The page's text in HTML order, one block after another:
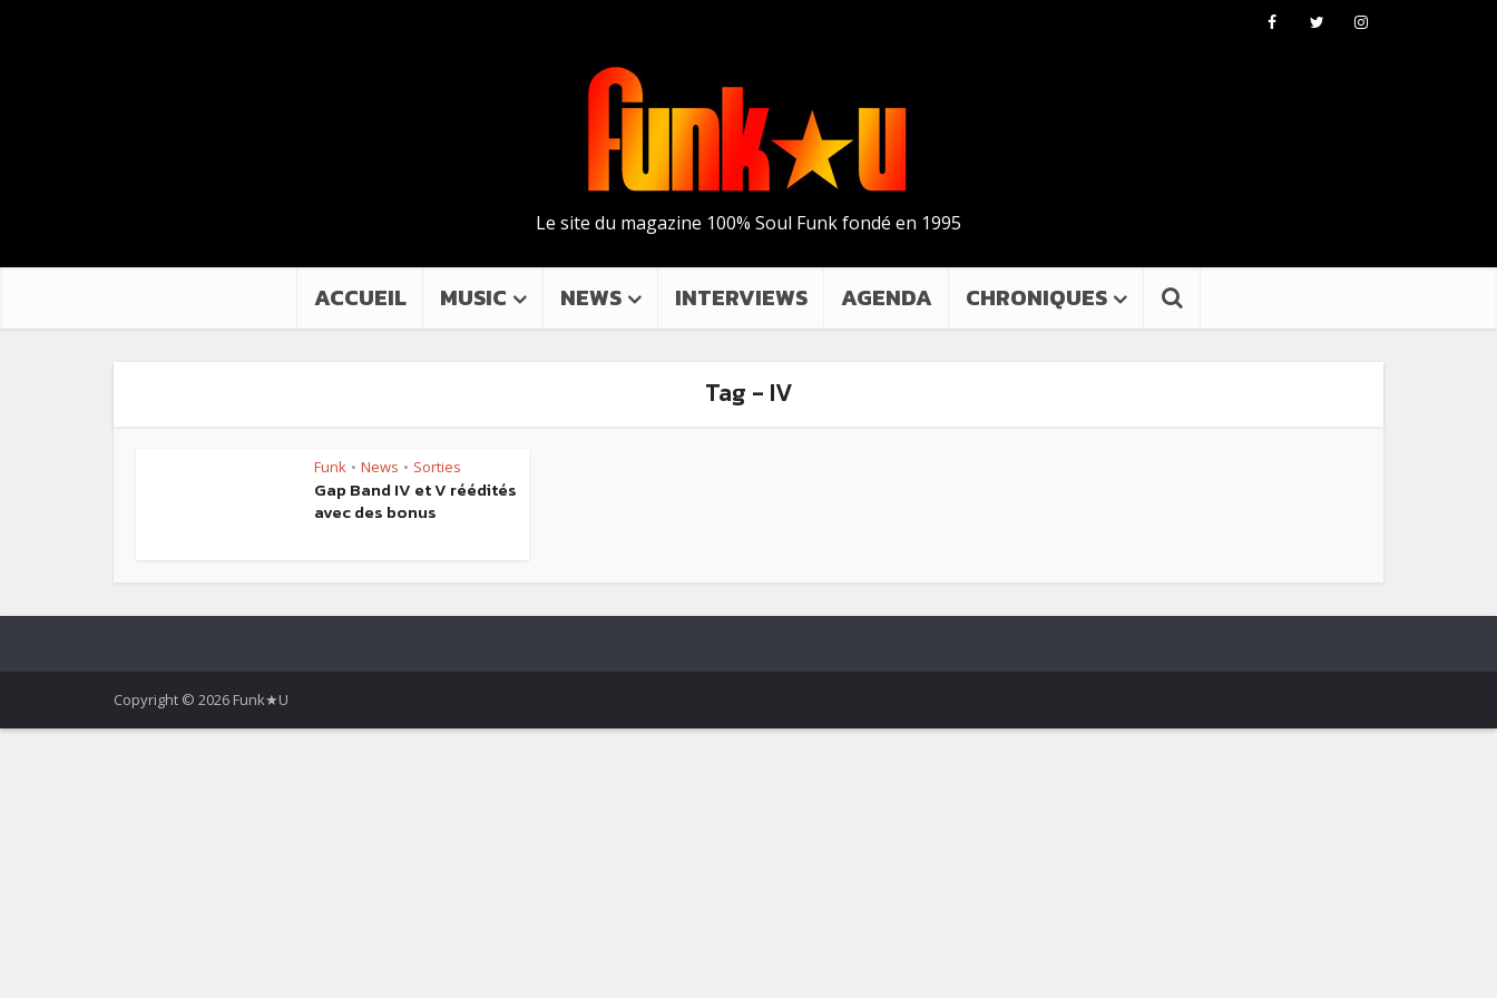
Le site du magazine 100% Soul Funk fondé en 1995
ACCUEIL MUSIC NEWS INTERVIEWS AGENDA CHRONIQUES
Tag - IV
Funk • News • Sorties
Gap Band IV et V réédités
avec des bonus
Copyright © 2026 Funk★U